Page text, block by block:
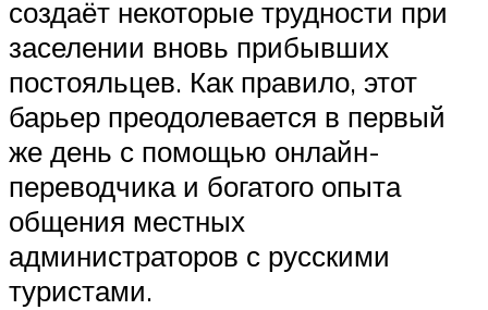
создаёт некоторые трудности при
заселении вновь прибывших
постояльцев. Как правило, этот
барьер преодолевается в первый
же день с помощью онлайн-
переводчика и богатого опыта
общения местных
администраторов с русскими
туристами.